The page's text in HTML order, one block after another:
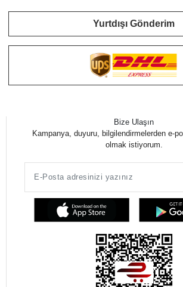
Yurtdışı Gönderim
Bize Ulaşın
Kampanya, duyuru, bilgilendirmelerden e-
olmak istiyorum.